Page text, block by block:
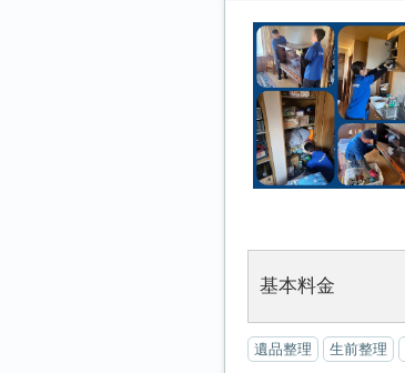
基本料金
遺品整理 生前整理